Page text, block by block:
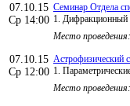
07.10.15
Ср 14:00
Семинар Отдела
1. Дифракционный
Место проведения:
07.10.15
Ср 12:00
Астрофизический
1.
Место проведения: